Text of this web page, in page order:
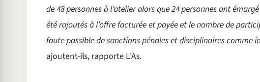
de 48 personnes à l’atelier alors que 24 personnes ont
été rajoutés à l’offre facturée et payée et le nombre de
faute passible de sanctions pénales et disciplinaires comme
ajoutent-ils, rapporte L’As.